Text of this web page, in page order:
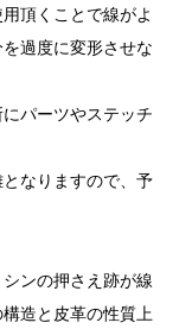
頂くことで線がよ
過度に変形させな
パーツやステッチ
なりますので、予
ンの押さえ跡が線
造と皮革の性質上